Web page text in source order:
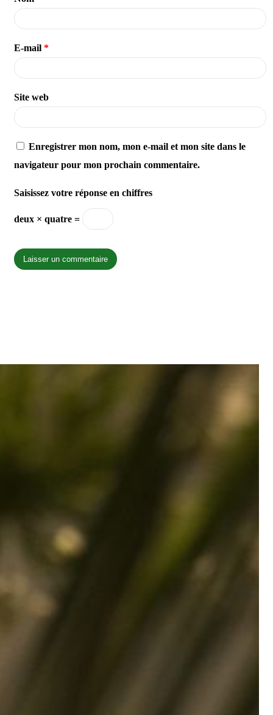
E-mail *
Site web
Enregistrer mon nom, mon e-mail et mon site dans le
navigateur pour mon prochain commentaire.
Saisissez votre réponse en chiffres
deux × quatre =